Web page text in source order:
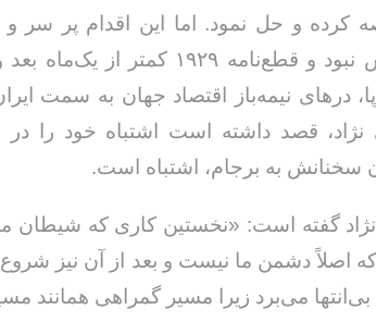
کرده و حل نمود. اما این اقدام پر سر و
رؤیایی بیش نبود و قطع‌نامه ١٩٢٩
درهای نیمه‌باز اقتصاد جهان به سمت
سخنانش به برجام، اشتباه است.
گفته است: «نخستین کاری که شیطان
که اصلاً دشمن ما نیست و بعد از آن نیز
می‌برد زیرا مسیر گمراهی همانند